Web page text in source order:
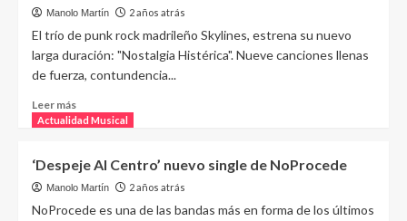
Manolo Martín 2 años atrás
El trío de punk rock madrileño Skylines, estrena su nuevo
larga duración: "Nostalgia Histérica". Nueve canciones llenas
de fuerza, contundencia...
Leer más
Actualidad Musical
‘Despeje Al Centro’ nuevo single de NoProcede
Manolo Martín 2 años atrás
NoProcede es una de las bandas más en forma de los últimos